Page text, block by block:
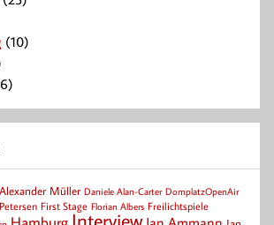
(10)
Müller Daniele Alan-Carter DomplatzOpenAir
First Stage Florian Albers Freilichtspiele